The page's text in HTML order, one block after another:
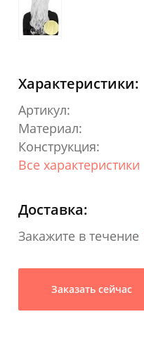
Характеристики:
Артикул:
Материал:
Конструкция:
Все характеристики
Доставка:
Закажите в течение
Заказать сейчас